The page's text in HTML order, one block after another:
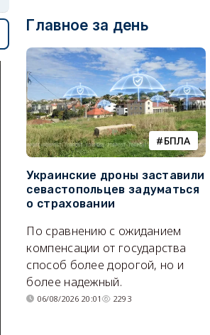
Главное за день
БПЛА
Украинские дроны заставили
севастопольцев задуматься
о страховании
По сравнению с ожиданием
компенсации от государства
способ более дорогой, но и
более надежный.
06/08/2026 20:01 2293